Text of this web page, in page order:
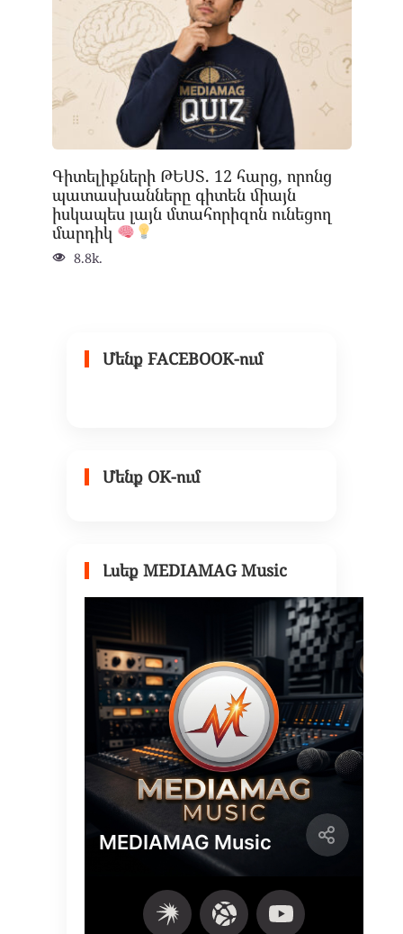
Գիտելիքների ԹԵՍՏ. 12 հարց, որոնց
պատասխանները գիտեն միայն
իսկապես լայն մտահորիզոն ունեցող
մարդիկ
8.8k.
Մենք FACEBOOK-ում
Մենք OK-ում
Լսեք MEDIAMAG Music